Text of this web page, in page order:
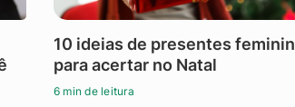
10 ideias de presentes
para acertar no Natal
6 min de leitura